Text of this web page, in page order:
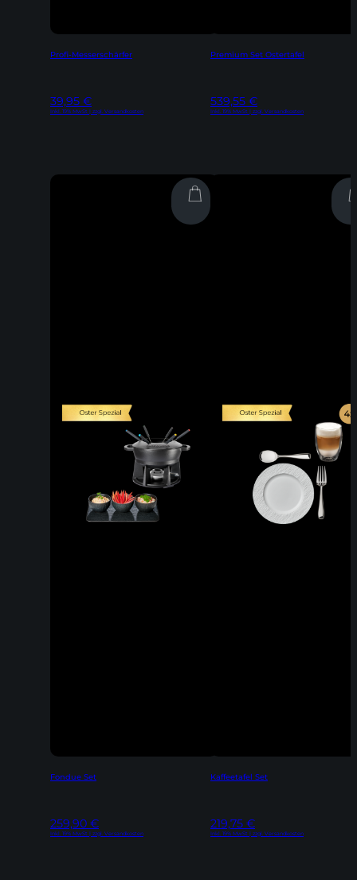
Profi-Messerschärfer
39,95 €
Inkl. 19% MwSt | zzgl. Versandkosten
Premium Set Ostertafel
539,55 €
Inkl. 19% MwSt | zzgl. Versandkosten
Fondue Set
259,90 €
Inkl. 19% MwSt | zzgl. Versandkosten
Kaffeetafel Set
219,75 €
Inkl. 19% MwSt | zzgl. Versandkosten